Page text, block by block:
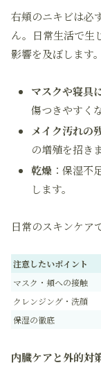
右頬のニキビは必
ん。日常生活で生
影響を及ぼします。
マスクや寝具
傷つきやすく
メイク汚れの
の増殖を招きま
乾燥 ：保湿不
します。
日常のスキンケア
注意したいポイント
マスク・頬への接触
クレンジング・洗顔
保湿の徹底
内臓ケアと外的対